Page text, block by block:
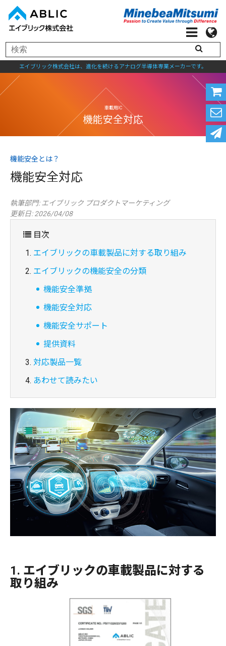
エイブリック株式会社は、進化を続けるアナログ半導体専業メーカーです。
機能安全とは？
機能安全対応
執筆部門:エイブリック プロダクトマーケティング
更新日: 2026/04/08
目次
エイブリックの車載製品に対する取り組み
エイブリックの機能安全の分類
機能安全準拠
機能安全対応
機能安全サポート
提供資料
対応製品一覧
あわせて読みたい
1. エイブリックの車載製品に対する
取り組み